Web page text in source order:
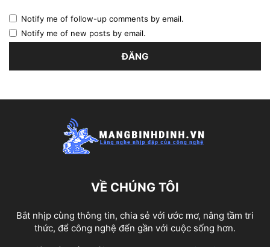
Notify me of follow-up comments by email.
Notify me of new posts by email.
VỀ CHÚNG TÔI
Bắt nhịp cùng thông tin, chia sẻ với ước mơ, nâng tầm tri
thức, để công nghệ đến gần với cuộc sống hơn.